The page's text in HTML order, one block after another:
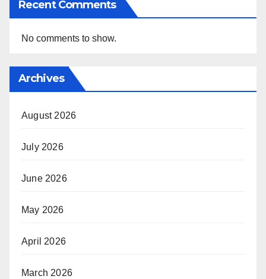
Recent Comments
No comments to show.
Archives
August 2026
July 2026
June 2026
May 2026
April 2026
March 2026